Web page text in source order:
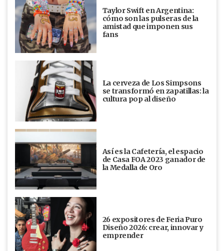
Taylor Swift en Argentina:
cómo son las pulseras de la
amistad que imponen sus
fans
La cerveza de Los Simpsons
se transformó en zapatillas: la
cultura pop al diseño
Así es la Cafetería, el espacio
de Casa FOA 2023 ganador de
la Medalla de Oro
26 expositores de Feria Puro
Diseño 2026: crear, innovar y
emprender